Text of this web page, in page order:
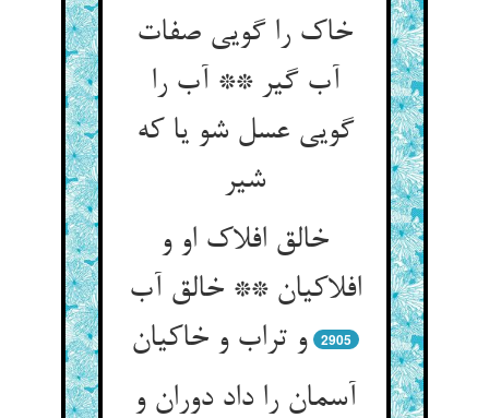
خاک را گویی صفات
آب گیر ** آب را
گویی عسل شو یا که
شیر
خالق افلاک او و
افلاکیان ** خالق آب
و تراب و خاکیان
2905
آسمان را داد دوران و